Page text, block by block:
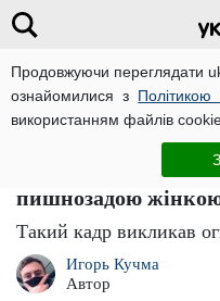
Продовжуючи переглядати
ознайомилися з Політикою
використанням файлів
"Ні таланту, ні
Цибульська
пишнозадою
Такий кадр викликав
Игорь Кучма
Автор